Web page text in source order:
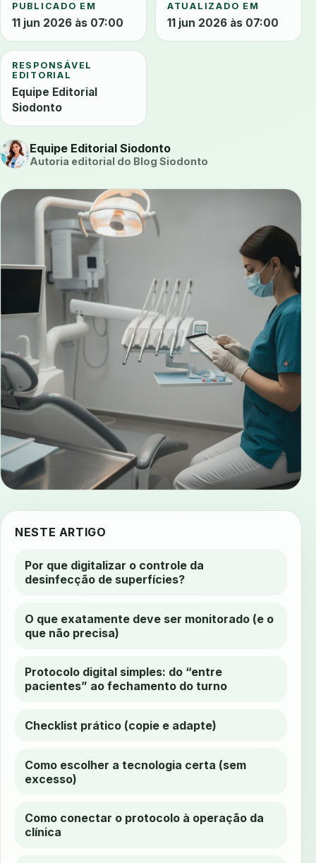
PUBLICADO EM
11 jun 2026 às 07:00
ATUALIZADO EM
11 jun 2026 às 07:00
RESPONSÁVEL
EDITORIAL
Equipe Editorial
Siodonto
Equipe Editorial Siodonto
Autoria editorial do Blog Siodonto
NESTE ARTIGO
Por que digitalizar o controle da
desinfecção de superfícies?
O que exatamente deve ser monitorado (e o
que não precisa)
Protocolo digital simples: do “entre
pacientes” ao fechamento do turno
Checklist prático (copie e adapte)
Como escolher a tecnologia certa (sem
excesso)
Como conectar o protocolo à operação da
clínica